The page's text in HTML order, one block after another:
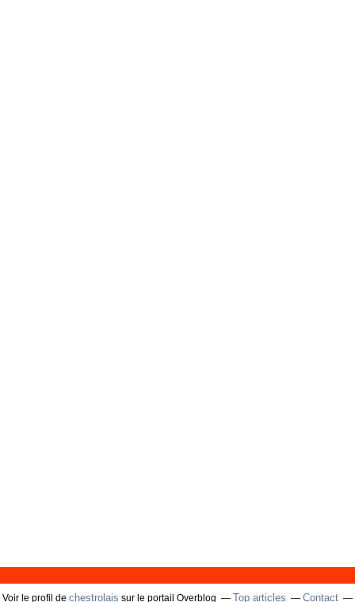
Voir le profil de chestrolais sur le portail Overblog Top articles Contact